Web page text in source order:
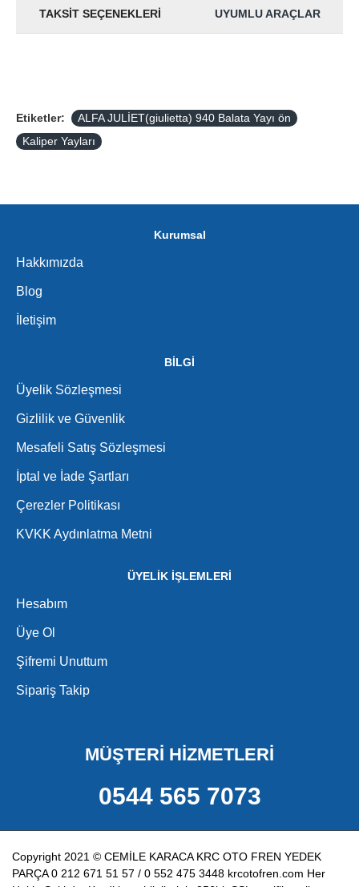
TAKSIT SEÇENEKLERI UYUMLU ARAÇLAR
Etiketler:
ALFA JULİET(giulietta) 940 Balata Yayı ön
Kaliper Yayları
Kurumsal
Hakkımızda
Blog
İletişim
BİLGİ
Üyelik Sözleşmesi
Gizlilik ve Güvenlik
Mesafeli Satış Sözleşmesi
İptal ve İade Şartları
Çerezler Politikası
KVKK Aydınlatma Metni
ÜYELİK İŞLEMLERİ
Hesabım
Üye Ol
Şifremi Unuttum
Sipariş Takip
MÜŞTERİ HİZMETLERİ
0544 565 7073
Copyright 2021 © CEMİLE KARACA KRC OTO FREN YEDEK
PARÇA 0 212 671 51 57 / 0 552 475 3448 krcotofren.com Her